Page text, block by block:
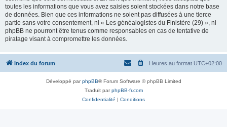
toutes les informations que vous avez saisies soient stockées dans notre base
de données. Bien que ces informations ne soient pas diffusées à une tierce
partie sans votre consentement, ni « Les généalogistes du Finistère (29) », ni
phpBB ne pourront être tenus comme responsables en cas de tentative de
piratage visant à compromettre les données.
Index du forum Heures au format UTC+02:00
Développé parphpBB® Forum Software © phpBB Limited
Traduit parphpBB-fr.com
Confidentialité | Conditions